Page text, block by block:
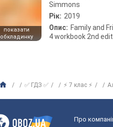
показати
обкладинку
Simmons
Рік: 2019
Опис: Family and
4 workbook 2nd
✅ ГДЗ ✅ ⚡ 7 клас ⚡
Про